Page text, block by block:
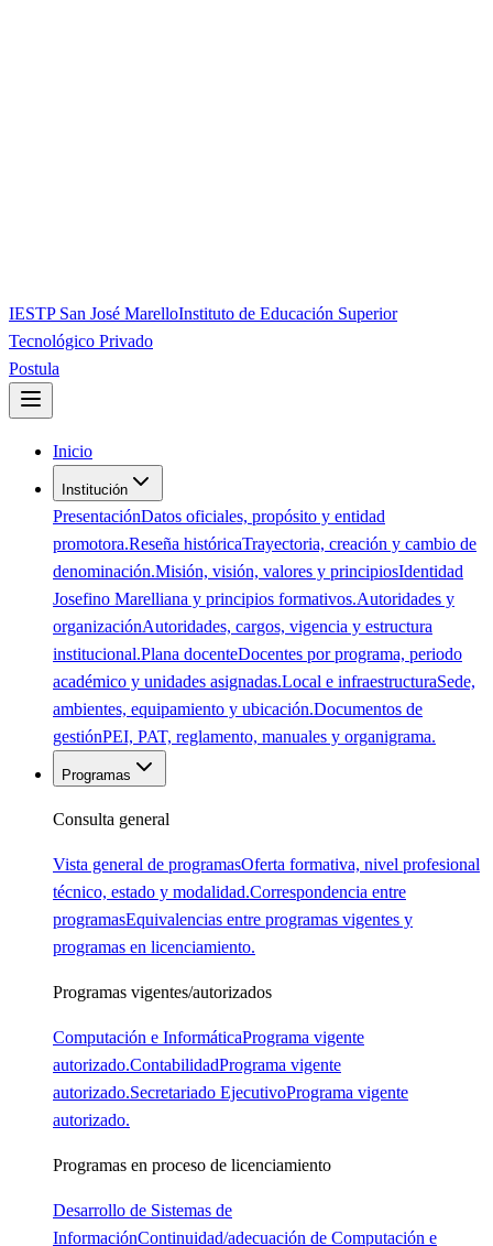
IESTP San José MarelloInstituto de Educación Superior
Tecnológico Privado
Postula
Inicio
Institución
PresentaciónDatos oficiales, propósito y entidad
promotora.Reseña históricaTrayectoria, creación y cambio de
denominación.Misión, visión, valores y principiosIdentidad
Josefino Marelliana y principios formativos.Autoridades y
organizaciónAutoridades, cargos, vigencia y estructura
institucional.Plana docenteDocentes por programa, periodo
académico y unidades asignadas.Local e infraestructuraSede,
ambientes, equipamiento y ubicación.Documentos de
gestiónPEI, PAT, reglamento, manuales y organigrama.
Programas
Consulta general
Vista general de programasOferta formativa, nivel profesional
técnico, estado y modalidad.Correspondencia entre
programasEquivalencias entre programas vigentes y
programas en licenciamiento.
Programas vigentes/autorizados
Computación e InformáticaPrograma vigente
autorizado.ContabilidadPrograma vigente
autorizado.Secretariado EjecutivoPrograma vigente
autorizado.
Programas en proceso de licenciamiento
Desarrollo de Sistemas de
InformaciónContinuidad/adecuación de Computación e